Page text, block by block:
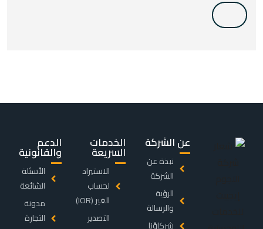
عن الشركة
نبذة عن
الشركة
الرؤية
والرسالة
شركاؤنا
الخدمات
السريعة
الاستيراد
لحساب
الغير (IOR)
التصدير
الدعم
والقانونية
الأسئلة
الشائعة
مدونة
التجارة